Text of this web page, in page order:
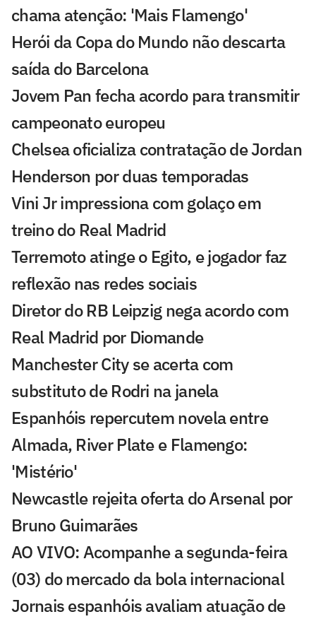
chama atenção: 'Mais Flamengo'
Herói da Copa do Mundo não descarta
saída do Barcelona
Jovem Pan fecha acordo para transmitir
campeonato europeu
Chelsea oficializa contratação de Jordan
Henderson por duas temporadas
Vini Jr impressiona com golaço em
treino do Real Madrid
Terremoto atinge o Egito, e jogador faz
reflexão nas redes sociais
Diretor do RB Leipzig nega acordo com
Real Madrid por Diomande
Manchester City se acerta com
substituto de Rodri na janela
Espanhóis repercutem novela entre
Almada, River Plate e Flamengo:
'Mistério'
Newcastle rejeita oferta do Arsenal por
Bruno Guimarães
AO VIVO: Acompanhe a segunda-feira
(03) do mercado da bola internacional
Jornais espanhóis avaliam atuação de